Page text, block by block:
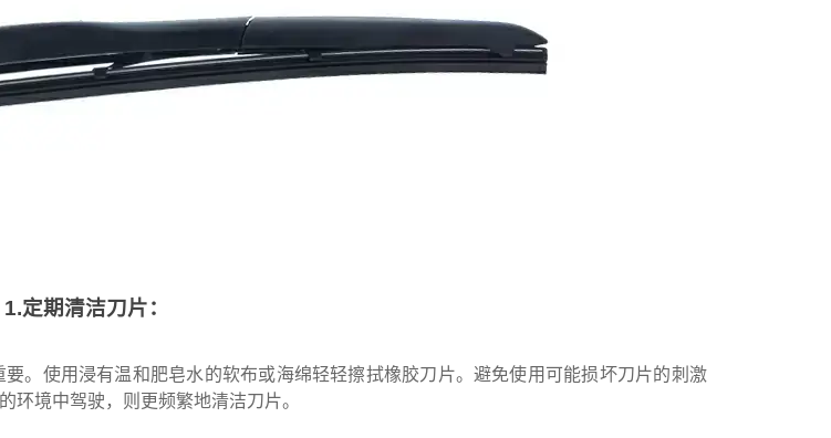
1.定期清洁刀片：
。使用浸有温和肥皂水的软布或海绵轻轻擦拭橡胶刀片。避免使用可能损坏刀片的刺激
环境中驾驶，则更频繁地清洁刀片。